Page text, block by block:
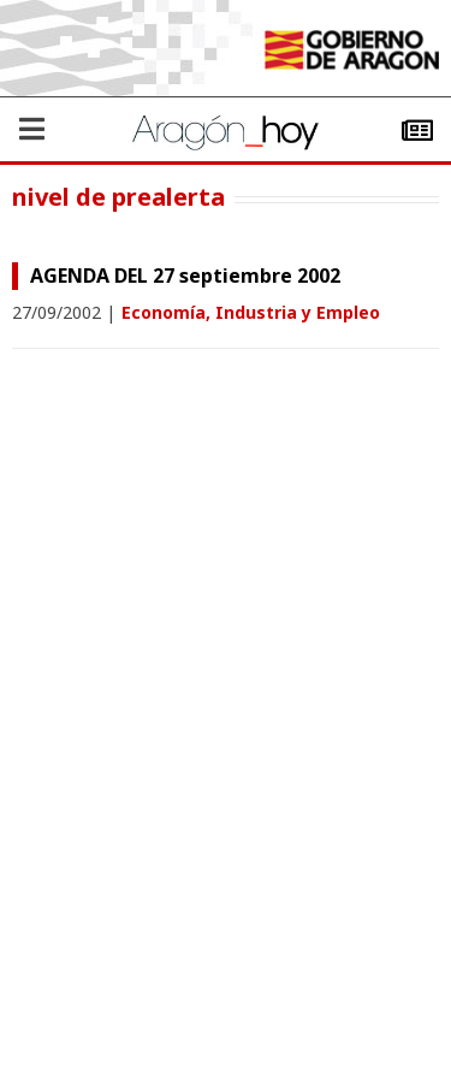
nivel de prealerta
AGENDA DEL 27 septiembre 2002
27/09/2002 | Economía, Industria y Empleo